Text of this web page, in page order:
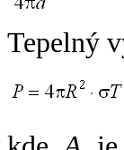
Tepelný